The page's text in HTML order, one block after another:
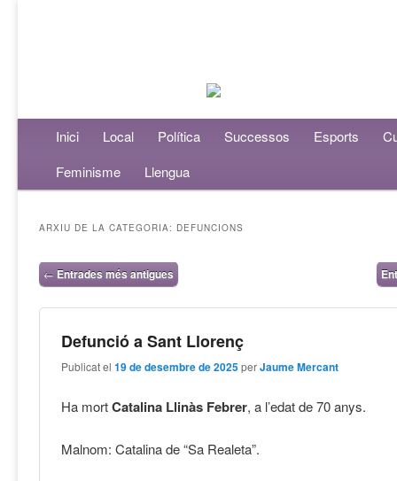
Menú principalAneu al contingut principal
Aneu al contingut secundari
Inici Local Política Successos Esports
Feminisme
Llengua
ARXIU DE LA CATEGORIA: DEFUNCIONS
Navegació per les entrades
← Entrades més antigues
Defunció a Sant Llorenç
Publicat el19 de desembre de 2025 perJaume Mercant
Ha mortCatalina Llinàs Febrer, a l’edat de 70 anys.
Malnom: Catalina de “Sa Realeta”.